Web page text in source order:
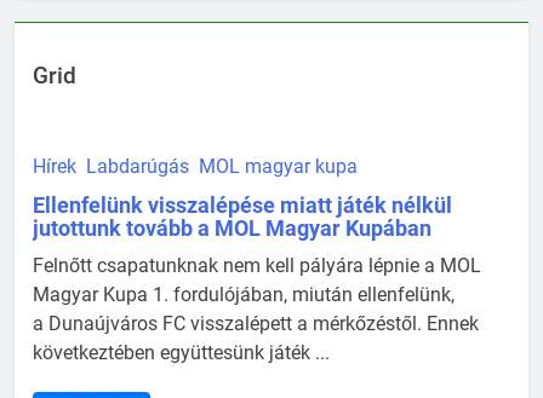
Grid
Hírek Labdarúgás MOL magyar kupa
Ellenfelünk visszalépése miatt játék nélkül
jutottunk tovább a MOL Magyar Kupában
Felnőtt csapatunknak nem kell pályára lépnie a MOL
Magyar Kupa 1. fordulójában, miután ellenfelünk,
a Dunaújváros FC visszalépett a mérkőzéstől. Ennek
következtében együttesünk játék ...